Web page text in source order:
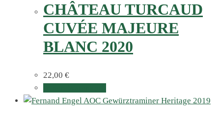
CHÂTEAU TURCAUD
CUVÉE MAJEURE
BLANC 2020
22,00 €